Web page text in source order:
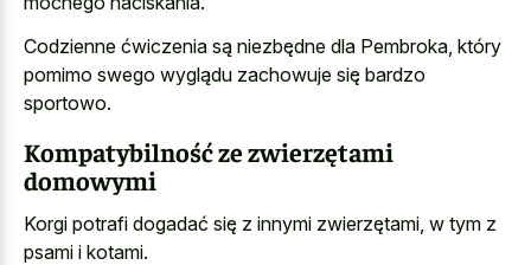
Codzienne ćwiczenia są niezbędne dla Pembroka, który
pomimo swego wyglądu zachowuje się bardzo
sportowo.
Kompatybilność ze zwierzętami
domowymi
Korgi potrafi dogadać się z innymi zwierzętami, w tym z
psami i kotami.